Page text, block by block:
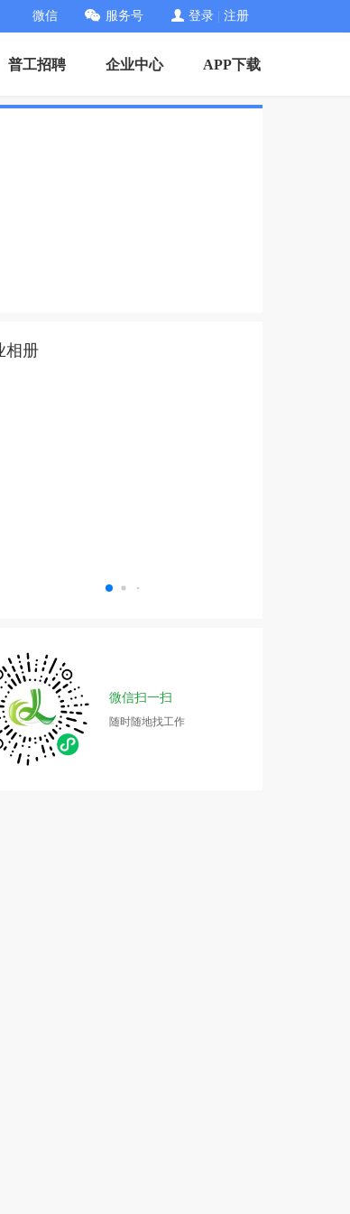
微信 服务号 登录 注册
普工招聘 企业中心 APP下载
相册
微信扫一扫
随时随地找工作